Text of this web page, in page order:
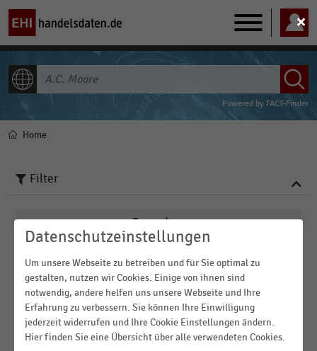
Main
navigation
Powered by FACT-Finder
Pfadnavigation
Home
Filter
Branchen
Deutschsprachiger Einzelhandel
Internationaler Handel
Sport- und Freizeitartikelhandel
Veröffentlichungsdatum
2016
2014
2013
Region
Datenschutzeinstellungen
Um unsere Webseite zu betreiben und für Sie optimal zu
gestalten, nutzen wir Cookies. Einige von ihnen sind
notwendig, andere helfen uns unsere Webseite und Ihre
Erfahrung zu verbessern. Sie können Ihre Einwilligung
jederzeit widerrufen und Ihre Cookie Einstellungen ändern.
Hier finden Sie eine Übersicht über alle verwendeten Cookies.